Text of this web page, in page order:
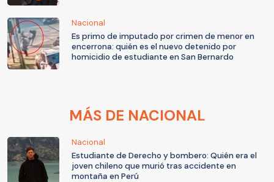
Nacional
Es primo de imputado por crimen de menor en
encerrona: quién es el nuevo detenido por
homicidio de estudiante en San Bernardo
MÁS DE NACIONAL
Nacional
Estudiante de Derecho y bombero: Quién era el
joven chileno que murió tras accidente en
montaña en Perú